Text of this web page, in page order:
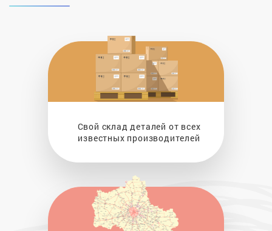
Свой склад деталей от всех
известных производителей